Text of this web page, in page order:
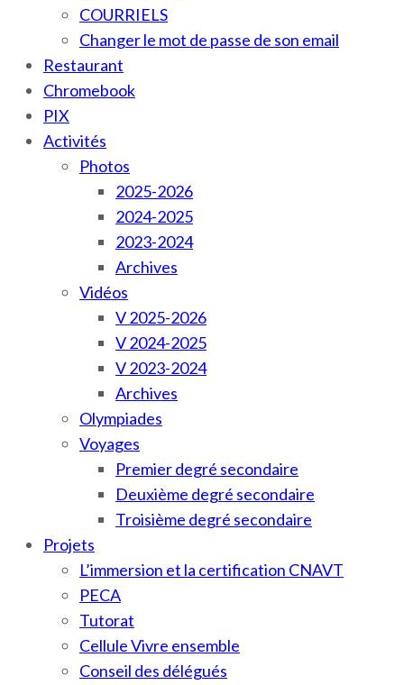
COURRIELS
Changer le mot de passe de son email
Restaurant
Chromebook
PIX
Activités
Photos
2025-2026
2024-2025
2023-2024
Archives
Vidéos
V 2025-2026
V 2024-2025
V 2023-2024
Archives
Olympiades
Voyages
Premier degré secondaire
Deuxième degré secondaire
Troisième degré secondaire
Projets
L’immersion et la certification CNAVT
PECA
Tutorat
Cellule Vivre ensemble
Conseil des délégués